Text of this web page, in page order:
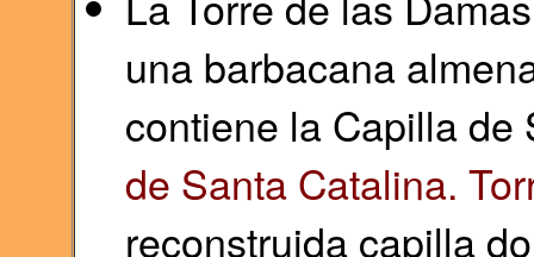
una barbacana
contiene la Capilla de
de Santa Catalina.
reconstruida capilla